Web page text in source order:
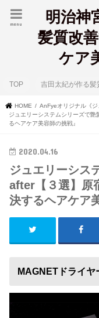
明治神
髪質改
ケア
menu
TOP 吉田太紀が作る
HOME
AnFyeオリジナル《ジ
ジュエリーシステムシリーズで
るヘアケア美容師の挑戦』
2020.04.16
ジュエリーシス
after【３選】原
決するヘアケア
MAGNETドライヤ